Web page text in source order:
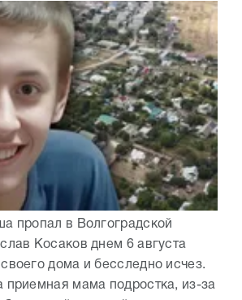
пропал в Волгоградской
Косаков днем 6 августа
дома и бесследно исчез.
приемная мама подростка, из-за